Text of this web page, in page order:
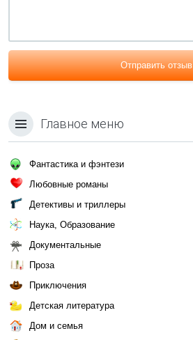
Отправить отзыв
Главное меню
Фантастика и фэнтези
Любовные романы
Детективы и триллеры
Наука, Образование
Документальные
Проза
Приключения
Детская литература
Дом и семья